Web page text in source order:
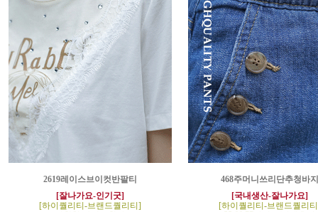
2619레이스브이컷반팔티
[잘나가요-인기굿]
[하이퀄리티-브랜드퀄리티]
468주머니쓰리단추청바지
[국내생산-잘나가요]
[하이퀄리티-브랜드퀄리